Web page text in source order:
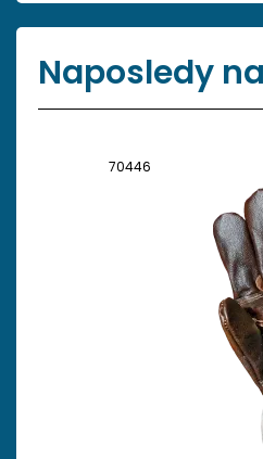
Naposledy
70446